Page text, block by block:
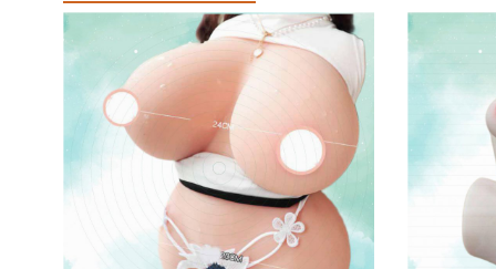
1.Thông số búp bê bán thân
Tên sản phẩm: búp bê bán thân không tay có
Kích thước sản phẩm: 105*25*18CM
Trọng lượng trần của sản phẩm (KG): 12.5KG